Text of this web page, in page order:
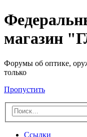
магазин
Форумы об оптике,
только
Пропустить
Ссылки